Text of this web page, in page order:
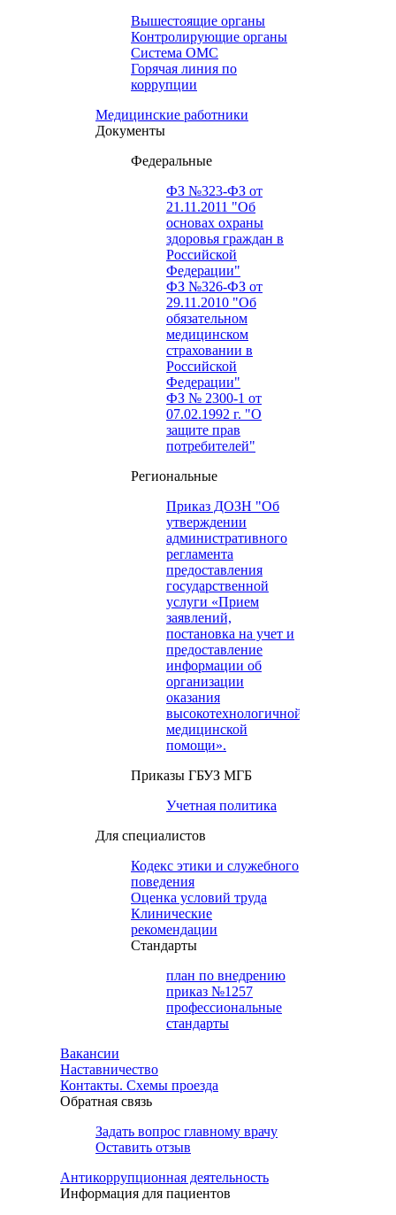
Вышестоящие органы
Контролирующие органы
Система ОМС
Горячая линия по
коррупции
Медицинские работники
Документы
Федеральные
ФЗ №323-ФЗ от
21.11.2011 "Об
основах охраны
здоровья граждан в
Российской
Федерации"
ФЗ №326-ФЗ от
29.11.2010 "Об
обязательном
медицинском
страховании в
Российской
Федерации"
ФЗ № 2300-1 от
07.02.1992 г. "О
защите прав
потребителей"
Региональные
Приказ ДОЗН "Об
утверждении
административного
регламента
предоставления
государственной
услуги «Прием
заявлений,
постановка на учет и
предоставление
информации об
организации
оказания
высокотехнологичной
медицинской
помощи».
Приказы ГБУЗ МГБ
Учетная политика
Для специалистов
Кодекс этики и служебного
поведения
Оценка условий труда
Клинические
рекомендации
Cтандарты
план по внедрению
приказ №1257
профессиональные
стандарты
Вакансии
Наставничество
Контакты. Схемы проезда
Обратная связь
Задать вопрос главному врачу
Оставить отзыв
Антикоррупционная деятельность
Информация для пациентов